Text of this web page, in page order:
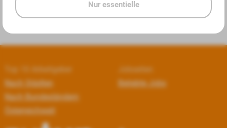
Top 10 Arbeitgeber
Nach Städten
Nach Bundesländern
Österreichweit
Jobseiten
Beliebte Jobs
Nur essentielle